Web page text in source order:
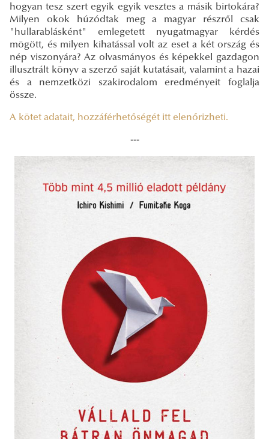
hogyan tesz szert egyik egyik vesztes a másik birtokára?
Milyen okok húzódtak meg a magyar részről csak
"hullarablásként" emlegetett nyugatmagyar kérdés
mögött, és milyen kihatással volt az eset a két ország és
nép viszonyára? Az olvasmányos és képekkel gazdagon
illusztrált könyv a szerző saját kutatásait, valamint a hazai
és a nemzetközi szakirodalom eredményeit foglalja
össze.
A kötet adatait, hozzáférhetőségét itt elenőrizheti.
---